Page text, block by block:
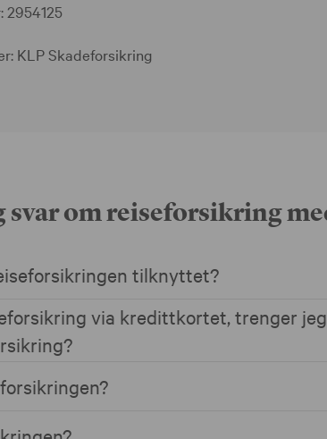
2954125
KLP Skadeforsikring
svar om reiseforsikring
tilknyttet?
via kredittkortet, trenger jeg